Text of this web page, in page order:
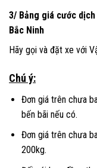
3/ Bảng giá cước
Bắc Ninh
Hãy gọi và đặt xe với
Chú ý:
Đơn giá trên chưa
bến bãi nếu có.
Đơn giá trên chưa
200kg.